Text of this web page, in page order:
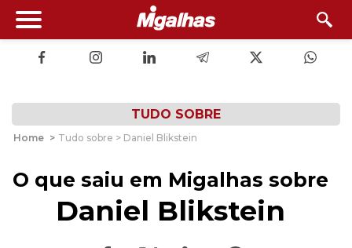
TUDO SOBRE
Home > Tudo sobre > Daniel Blikstein
O que saiu em Migalhas sobre
Daniel Blikstein